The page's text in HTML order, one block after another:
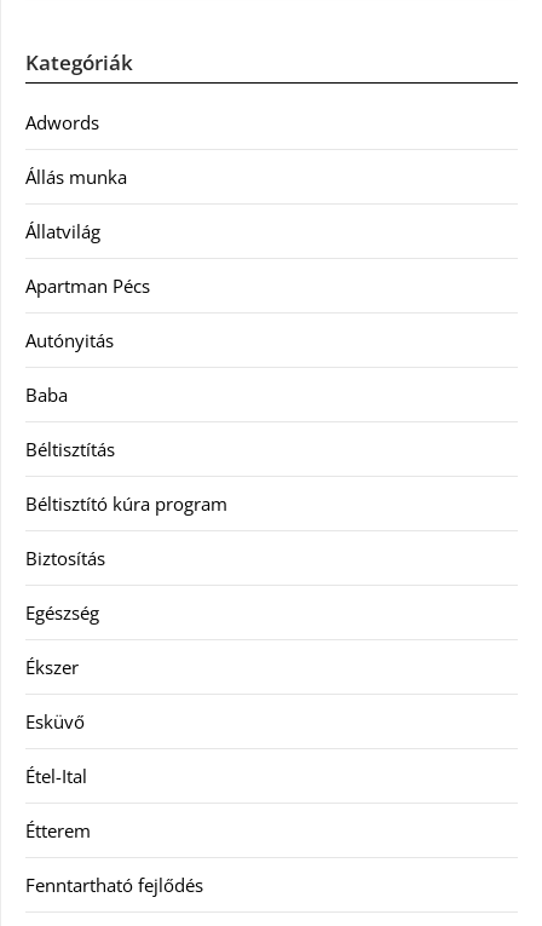
Kategóriák
Adwords
Állás munka
Állatvilág
Apartman Pécs
Autónyitás
Baba
Béltisztítás
Béltisztító kúra program
Biztosítás
Egészség
Ékszer
Esküvő
Étel-Ital
Étterem
Fenntartható fejlődés